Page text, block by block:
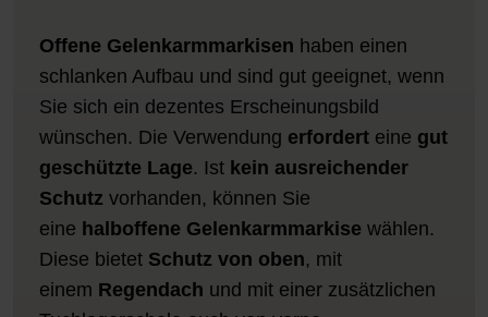
Offene Gelenkarmmarkisen haben einen
schlanken Aufbau und sind gut geeignet, wenn
Sie sich ein dezentes Erscheinungsbild
wünschen. Die Verwendung erfordert eine gut
geschützte Lage. Ist kein ausreichender
Schutz vorhanden, können Sie
eine halboffene Gelenkarmmarkise wählen.
Diese bietet Schutz von oben, mit
einem Regendach und mit einer zusätzlichen